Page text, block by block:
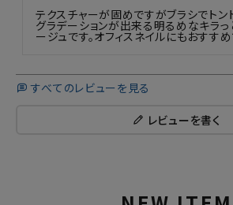
テクスチャーが固めですがブラシでトン
グラデーションが出来る明るめなキラっ
ージュです。オフィスネイルにもおすすめ
すべてのレビューを見る
レビューを書く